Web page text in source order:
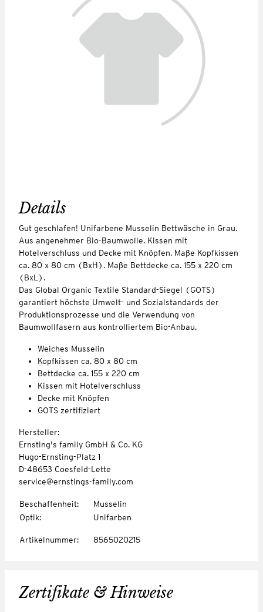
Details
Gut geschlafen! Unifarbene Musselin Bettwäsche in Grau.
Aus angenehmer Bio-Baumwolle. Kissen mit
Hotelverschluss und Decke mit Knöpfen. Maße Kopfkissen
ca. 80 x 80 cm (BxH). Maße Bettdecke ca. 155 x 220 cm
(BxL).
Das Global Organic Textile Standard-Siegel (GOTS)
garantiert höchste Umwelt- und Sozialstandards der
Produktionsprozesse und die Verwendung von
Baumwollfasern aus kontrolliertem Bio-Anbau.
Weiches Musselin
Kopfkissen ca. 80 x 80 cm
Bettdecke ca. 155 x 220 cm
Kissen mit Hotelverschluss
Decke mit Knöpfen
GOTS zertifiziert
Hersteller:
Ernsting's family GmbH & Co. KG
Hugo-Ernsting-Platz 1
D-48653 Coesfeld-Lette
service@ernstings-family.com
Beschaffenheit:
Musselin
Optik: Unifarben
Artikelnummer: 8565020215
Zertifikate & Hinweise